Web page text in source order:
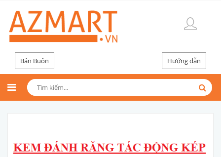
Bán Buôn Hướng dẫn